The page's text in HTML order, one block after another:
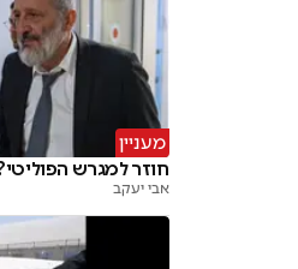
מעניין
חוזר למגרש
אבי יעקב